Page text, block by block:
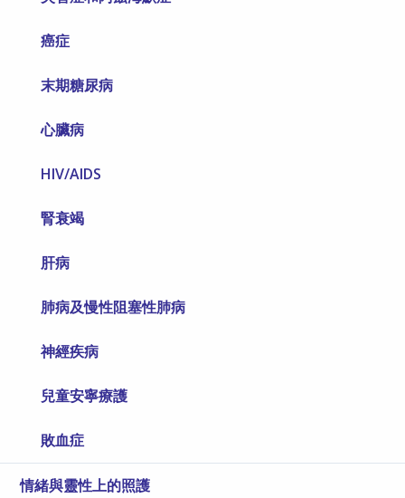
癌症
末期糖尿病
心臟病
HIV/AIDS
腎衰竭
肝病
肺病及慢性阻塞性肺病
神經疾病
兒童安寧療護
敗血症
情緒與靈性上的照護